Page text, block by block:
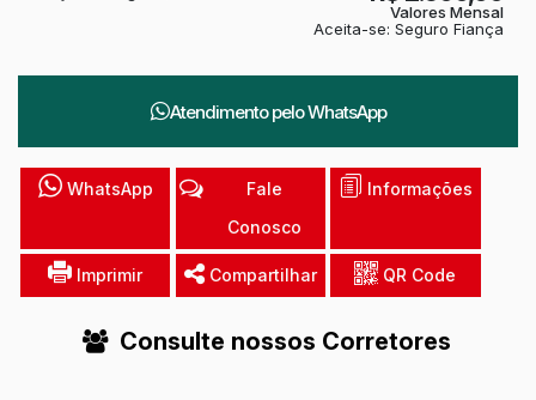
Valores Mensal
Aceita-se: Seguro Fiança
Atendimento peloWhatsApp
WhatsApp
Fale
Conosco
Informações
Imprimir Compartilhar QR Code
Consulte nossos Corretores